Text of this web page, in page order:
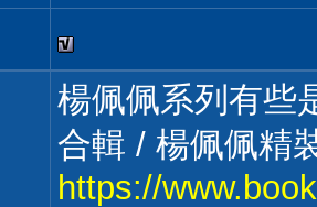
楊佩佩系列有些
合輯 / 楊佩佩精
https://